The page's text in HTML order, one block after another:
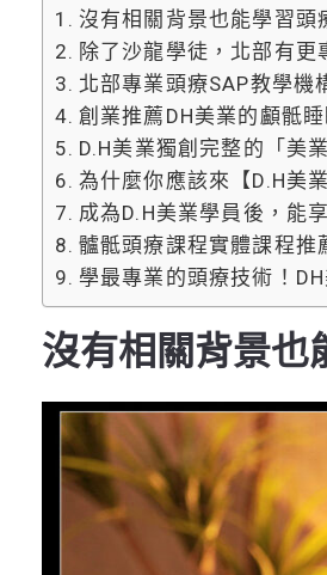
沒有相關背景也能學習頭
除了沙龍學徒，北部有更
北部專業頭療SAP教學機
創業推薦DH美業的顱骶
D.H美業獨創完整的「美
為什麼你應該來【D.H美
成為D.H美業學員後，能
髗骶頭療課程實體課程推
學最專業的頭療技術！
沒有相關背景也